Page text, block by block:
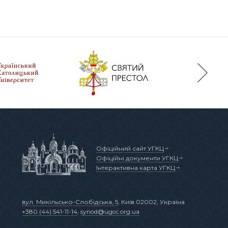
вул. Микільсько-Слобідська, 5, Київ 02002, Україна
+380 (44) 541-11-14, synod@ugcc.org.ua
Офіційний сайт УГКЦ
Офіційні документи УГКЦ
Інтерактивна карта УГКЦ